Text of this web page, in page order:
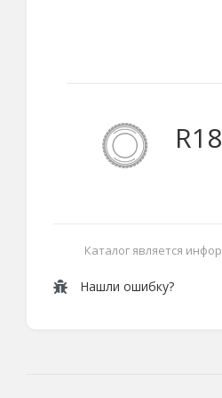
R18
Каталог является
Нашли ошибку?